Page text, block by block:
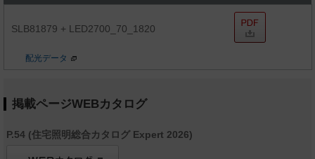
SLB81879 + LED2700_70_1820
配光データ
掲載ページWEBカタログ
P.54 (住宅照明総合カタログ Expert 2026)